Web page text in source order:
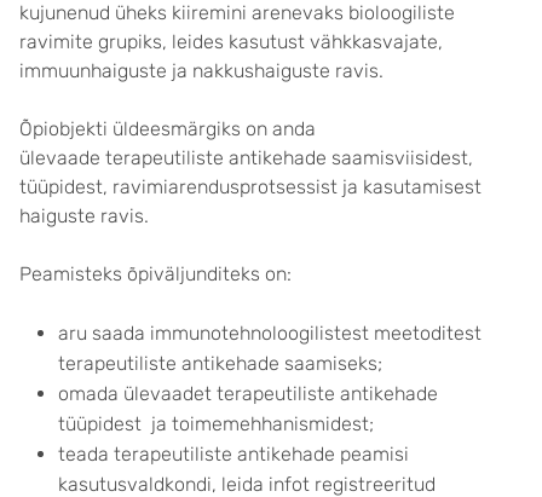
kujunenud üheks kiiremini arenevaks bioloogiliste
ravimite grupiks, leides kasutust vähkkasvajate,
immuunhaiguste ja nakkushaiguste ravis.
Õpiobjekti üldeesmärgiks on anda
ülevaade terapeutiliste antikehade saamisviisidest,
tüüpidest, ravimiarendusprotsessist ja kasutamisest
haiguste ravis.
Peamisteks õpiväljunditeks on:
aru saada immunotehnoloogilistest meetoditest
terapeutiliste antikehade saamiseks;
omada ülevaadet terapeutiliste antikehade
tüüpidest ja toimemehhanismidest;
teada terapeutiliste antikehade peamisi
kasutusvaldkondi, leida infot registreeritud